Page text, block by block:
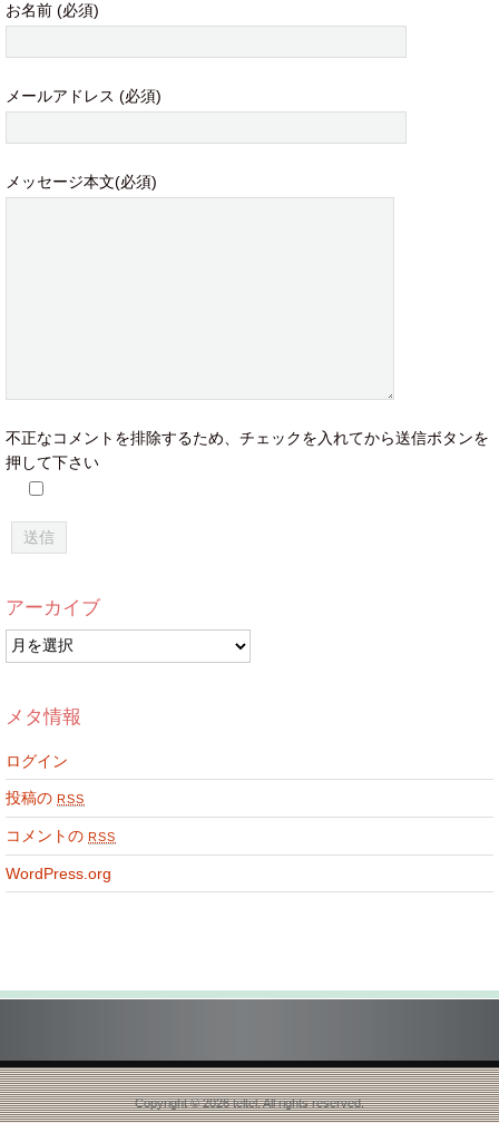
お名前 (必須)
メールアドレス (必須)
メッセージ本文(必須)
不正なコメントを排除するため、チェックを入れてから送信ボタンを
押して下さい
アーカイブ
ア
ー
イ
メタ情報
ログイン
投稿の RSS
コメントの RSS
WordPress.org
Copyright © 2026 teltel. All rights reserved.